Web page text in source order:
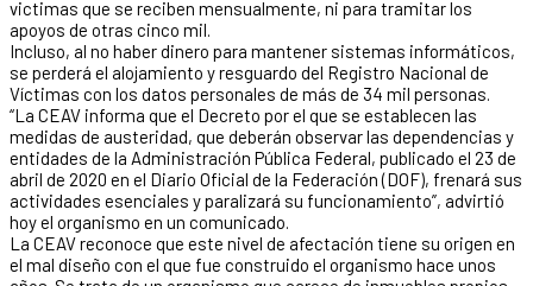
victimas que se reciben mensualmente, ni para tramitar los
apoyos de otras cinco mil.
Incluso, al no haber dinero para mantener sistemas informáticos,
se perderá el alojamiento y resguardo del Registro Nacional de
Víctimas con los datos personales de más de 34 mil personas.
“La CEAV informa que el Decreto por el que se establecen las
medidas de austeridad, que deberán observar las dependencias y
entidades de la Administración Pública Federal, publicado el 23 de
abril de 2020 en el Diario Oficial de la Federación (DOF), frenará sus
actividades esenciales y paralizará su funcionamiento”, advirtió
hoy el organismo en un comunicado.
La CEAV reconoce que este nivel de afectación tiene su origen en
el mal diseño con el que fue construido el organismo hace unos